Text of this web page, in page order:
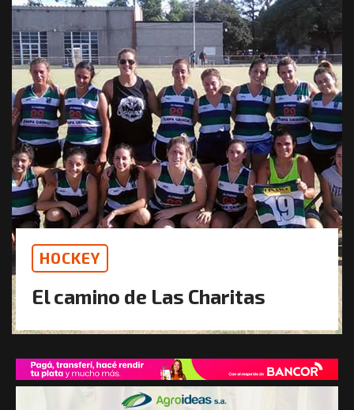
HOCKEY
El camino de Las Charitas